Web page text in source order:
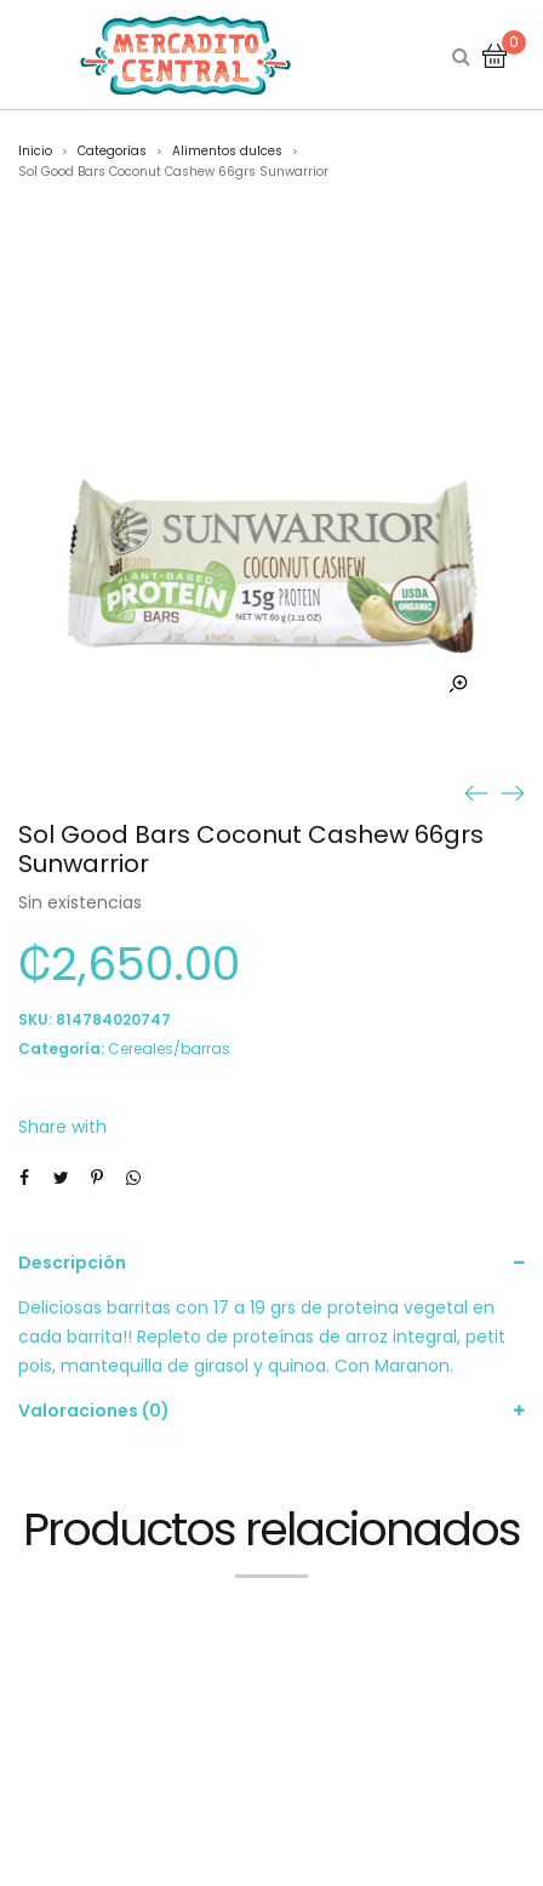
0
Inicio > Categorías > Alimentos dulces >
Sol Good Bars Coconut Cashew 66grs Sunwarrior
Sol Good Bars Coconut Cashew 66grs
Sunwarrior
Sin existencias
₡2,650.00
SKU: 814784020747
Categoría: Cereales/barras
Share with
Descripción
Deliciosas barritas con 17 a 19 grs de proteina vegetal en
cada barrita!! Repleto de proteínas de arroz integral, petit
pois, mantequilla de girasol y quinoa. Con Maranon.
Valoraciones (0)
Productos relacionados